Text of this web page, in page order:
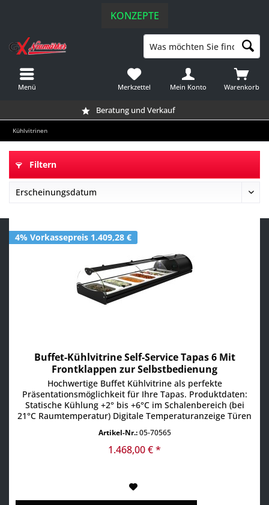
KONZEPTE
Beratung und Verkauf
Warenkorb
Merkzettel Mein Konto
Menü
Kühlvitrinen
Filtern
4% Vorkassepreis 1.409,28 €
Buffet-Kühlvitrine Self-Service Tapas 6 Mit
Frontklappen zur Selbstbedienung
Hochwertige Buffet Kühlvitrine als perfekte
Präsentationsmöglichkeit für Ihre Tapas. Produktdaten:
Statische Kühlung +2° bis +6°C im Schalenbereich (bei
21°C Raumtemperatur) Digitale Temperaturanzeige Türen
Langlebige LED-Beleuchtung Optimale Sichtbarkeit der
Produkte inkl. 6x 1/3 GN-Schalen 40 mm für Tiefe tatische
Artikel-Nr.:05-70565
1.468,00 € *